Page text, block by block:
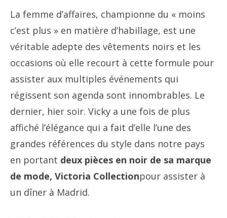
La femme d’affaires, championne du « moins
c’est plus » en matière d’habillage, est une
véritable adepte des vêtements noirs et les
occasions où elle recourt à cette formule pour
assister aux multiples événements qui
régissent son agenda sont innombrables. Le
dernier, hier soir. Vicky a une fois de plus
affiché l’élégance qui a fait d’elle l’une des
grandes références du style dans notre pays
en portant deux pièces en noir de sa marque
de mode, Victoria Collectionpour assister à
un dîner à Madrid.